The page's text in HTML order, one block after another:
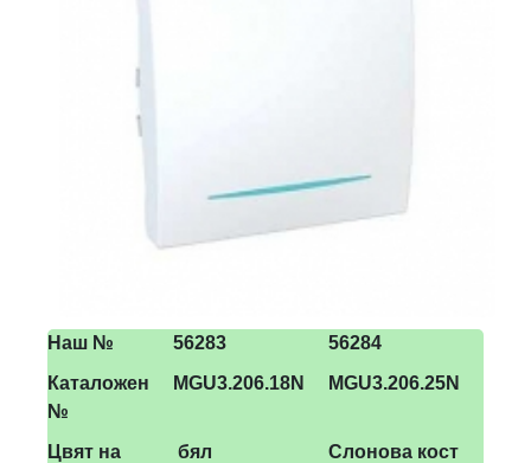
Наш № 56283
56284
Каталожен
№
MGU3.206.18N MGU3.206.25N
Цвят на
бял Слонова кост